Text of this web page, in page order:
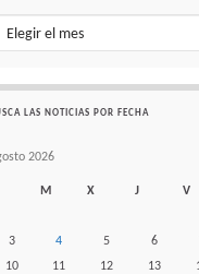
de noticias por mes
LAS NOTICIAS POR FECHA
2026
M X J V
3
4 5 6
10
11 12 13